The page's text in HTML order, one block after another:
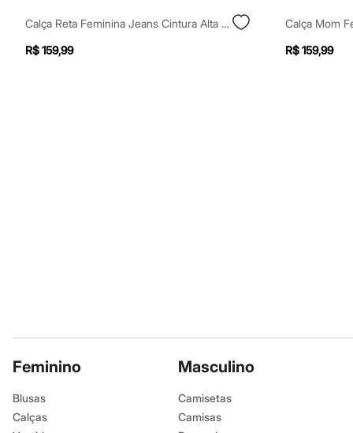
Blusas e Camisetas
Calças
Camisas
Casacos e Jaquetas
Acessórios
Recém-nascido
Calça Reta Feminina Jeans Cintura Alta Com Fendas Azul
R$ 159,99
R$ 159,99
Feminino
Blusas
Calças
Masculino
Camisetas
Camisas